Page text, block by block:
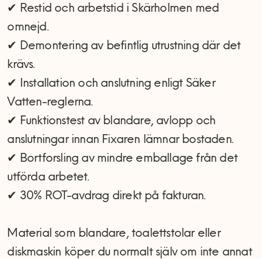
✔ Restid och arbetstid i Skärholmen med
omnejd.
✔ Demontering av befintlig utrustning där det
krävs.
✔ Installation och anslutning enligt Säker
Vatten-reglerna.
✔ Funktionstest av blandare, avlopp och
anslutningar innan Fixaren lämnar bostaden.
✔ Bortforsling av mindre emballage från det
utförda arbetet.
✔ 30% ROT-avdrag direkt på fakturan.
Material som blandare, toalettstolar eller
diskmaskin köper du normalt själv om inte annat